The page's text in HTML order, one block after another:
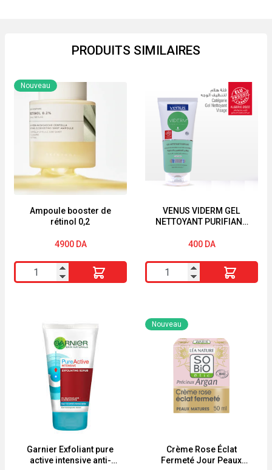
PRODUITS SIMILAIRES
Ampoule booster de
rétinol 0,2
Nouveau
4900 DA
quantité
de
VENUS VIDERM GEL
NETTOYANT PURIFIANT
400 DA
quantité
de
VIDERM
GEL
NETTOYANT
PURIFIANT
Garnier Exfoliant pure
active intensive anti-
Crème Rose Éclat
Fermeté Jour Peaux
Nouveau